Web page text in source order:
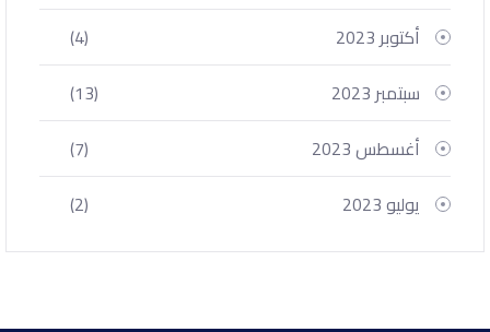
أكتوبر 2023
(4)
سبتمبر 2023
(13)
أغسطس 2023
(7)
يوليو 2023
(2)